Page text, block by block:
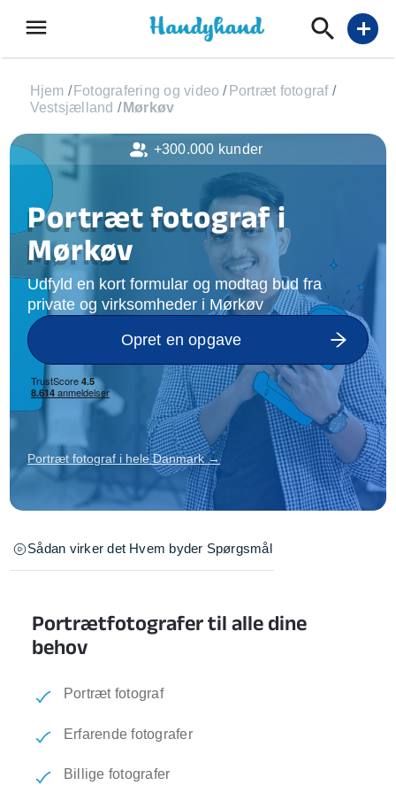
menu add
Hjem / Fotografering og video / Portræt fotograf /
Vestsjælland / Mørkøv
Portræt fotograf i
Mørkøv
Udfyld en kort formular og modtag bud fra
private og virksomheder i Mørkøv
Opret en opgave
Portræt fotograf i hele Danmark →
Sådan virker det Hvem byder Spørgsmål
Portrætfotografer til alle dine
behov
Portræt fotograf
Erfarende fotografer
Billige fotografer
+300.000 kunder